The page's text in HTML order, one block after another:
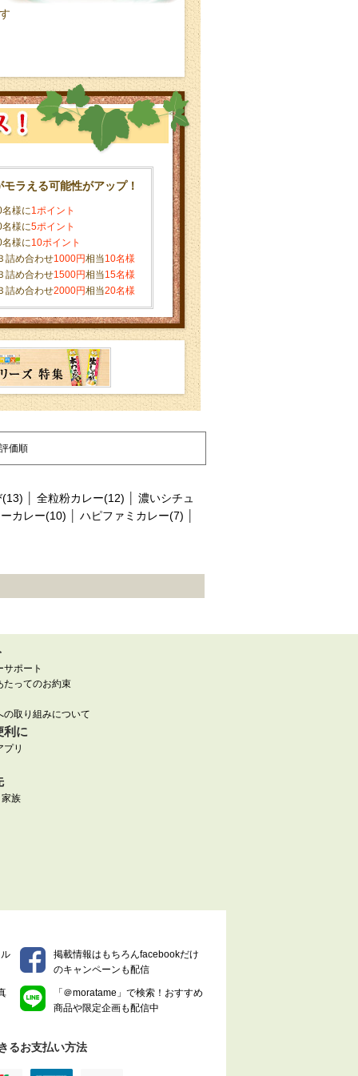
ラえる可能性がアップ！
様に1ポイント
様に5ポイント
様に10ポイント
詰め合わせ1000円相当10名様
詰め合わせ1500円相当15名様
詰め合わせ2000円相当20名様
評価順
(13) 全粒粉カレー(12)
濃いシチュ
カレー(10)
ハピファミカレー(7)
サポート
たってのお約束
の取り組みについて
利に
プリ
家族
掲載情報はもちろんfacebookだけ
のキャンペーンも配信
「＠moratame」で検索！おすすめ
商品や限定企画も配信中
るお支払い方法